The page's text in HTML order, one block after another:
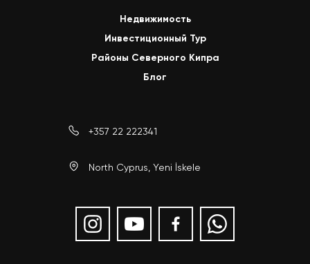
Недвижимость
Инвестиционный Тур
Районы Северного Кипра
Блог
+357 22 222341
North Cyprus, Yeni İskele